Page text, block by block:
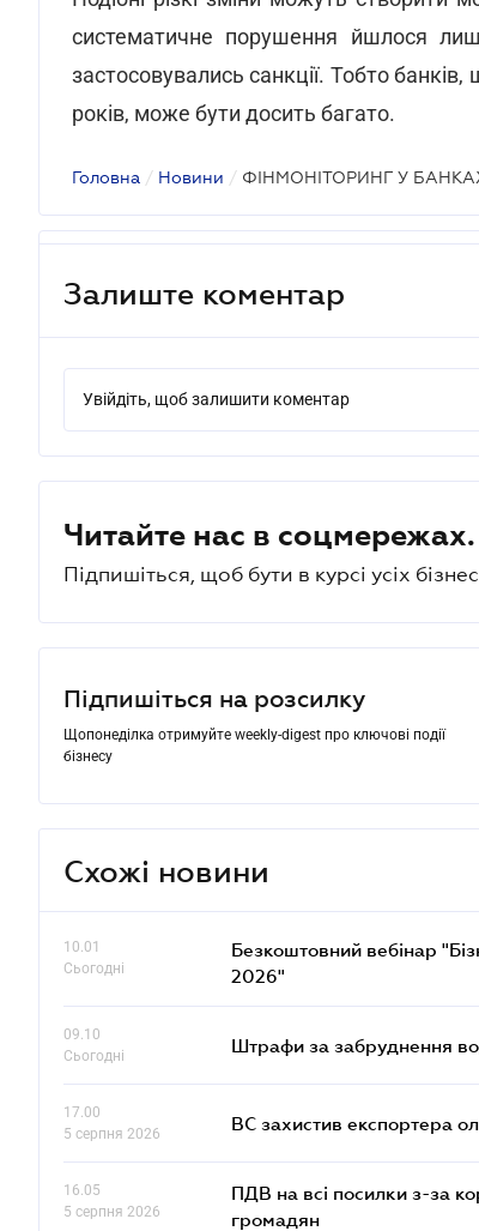
систематичне порушення йшлося
застосовувались санкції. Тобто
років, може бути досить багато.
Головна / Новини / ФІНМОНІТОРИНГ У
Залиште коментар
Увійдіть, щоб залишити коментар
Читайте нас в соцмережах.
Підпишіться, щоб бути в курсі усіх
Підпишіться на розсилку
Щопонеділка отримуйте weekly-digest про ключові події
бізнесу
Схожі новини
10.01
Сьогодні
Безкоштовний вебінар
2026"
09.10
Сьогодні
Штрафи за забруднення
17.00
5 серпня 2026
ВС захистив експортера
16.05
5 серпня 2026
ПДВ на всі посилки з-за
громадян